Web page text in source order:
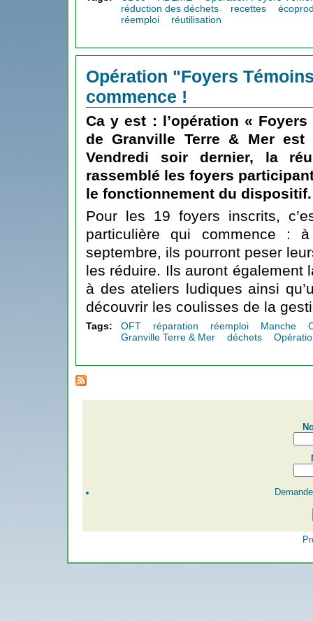
réduction des déchets
recettes
réemploi
réutilisation
Opération "Foyers
commence !
Ca y est : l’opération «
de Granville Terre & Merest
Vendredi soir dernier, la
rassemblé les foyers
le fonctionnement du dispositif.
Pour les 19 foyers inscrits,
particulière qui commence :
septembre, ils pourront peser
les réduire. Ils auront également
à des ateliers ludiques ainsi
découvrir les coulisses de la
Tags: OFT réparation réemploi Manche
Granville Terre & Mer
déchets